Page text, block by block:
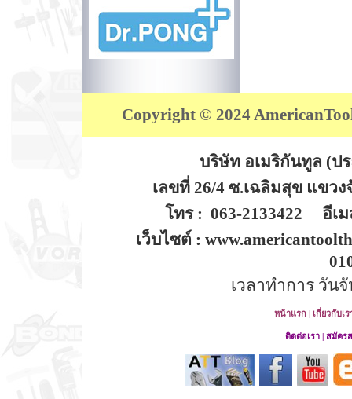
Copyright © 2024
บริษัท อเมริกันทูล (ป
เลขที่ 26/4 ซ.เฉลิมสุข แขวง
โทร : 063-2133422 อีเม
เว็บไซต์ :
เวลาทำการ วัน
หน้าแรก | เกี่ยวกับเร
ติดต่อเรา | สมัคร